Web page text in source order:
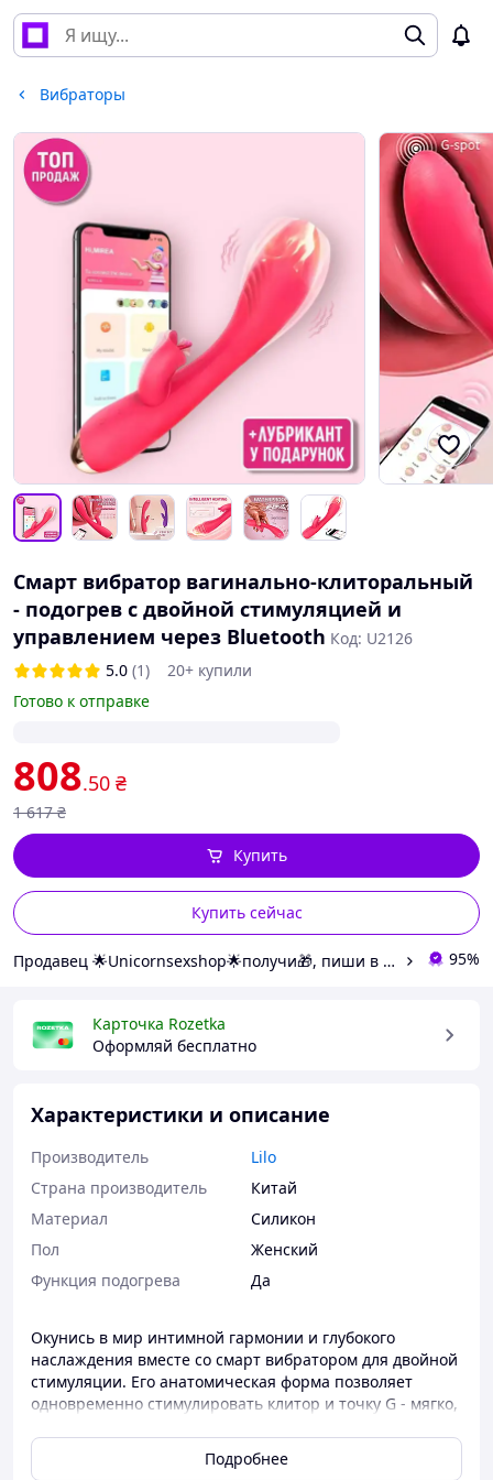
Вибраторы
Смарт вибратор вагинально-клиторальный
- подогрев с двойной стимуляцией и
управлением через Bluetooth Код: U2126
5.0 (1)
20+ купили
Готово к отправке
808.50 ₴
1 617 ₴
Купить сейчас
Купить
Продавец 🌟Unicornsexshop🌟получи🎁, пиши в заказе "хочу 🎁" 95%
Карточка Rozetka
Оформляй бесплатно
Характеристики и описание
Производитель
Lilo
Страна производитель
Китай
Материал
Силикон
Пол
Женский
Функция подогрева
Да
Окунись в мир интимной гармонии и глубокого
наслаждения вместе со смарт вибратором для двойной
стимуляции. Его анатомическая форма позволяет
одновременно стимулировать клитор и точку G - мягко,
Разработанный с учетом анатомии женского тела, он
Подробнее